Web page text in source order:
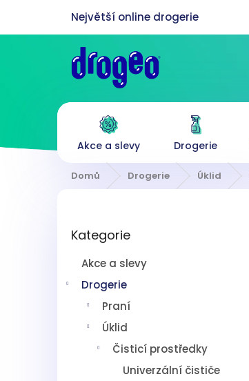
obsah
Akce a slevy Drogerie
Domů Drogerie Úklid
kategorie
Kategorie
Akce a slevy
Drogerie
Praní
Úklid
Čisticí prostředky
Univerzální čističe